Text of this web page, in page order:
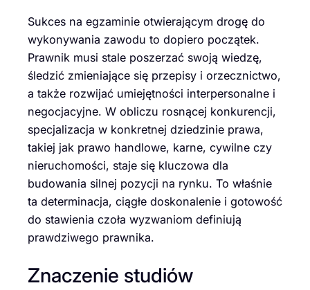
Sukces na egzaminie otwierającym drogę do
wykonywania zawodu to dopiero początek.
Prawnik musi stale poszerzać swoją wiedzę,
śledzić zmieniające się przepisy i orzecznictwo,
a także rozwijać umiejętności interpersonalne i
negocjacyjne. W obliczu rosnącej konkurencji,
specjalizacja w konkretnej dziedzinie prawa,
takiej jak prawo handlowe, karne, cywilne czy
nieruchomości, staje się kluczowa dla
budowania silnej pozycji na rynku. To właśnie
ta determinacja, ciągłe doskonalenie i gotowość
do stawienia czoła wyzwaniom definiują
prawdziwego prawnika.
Znaczenie studiów